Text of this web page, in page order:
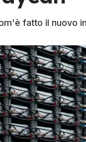
fatto il nuovo